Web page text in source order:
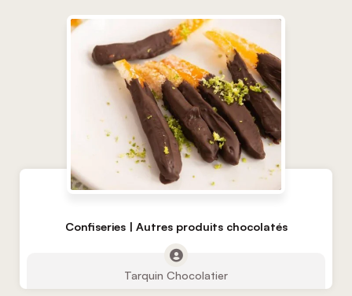
Confiseries | Autres produits chocolatés
Tarquin Chocolatier